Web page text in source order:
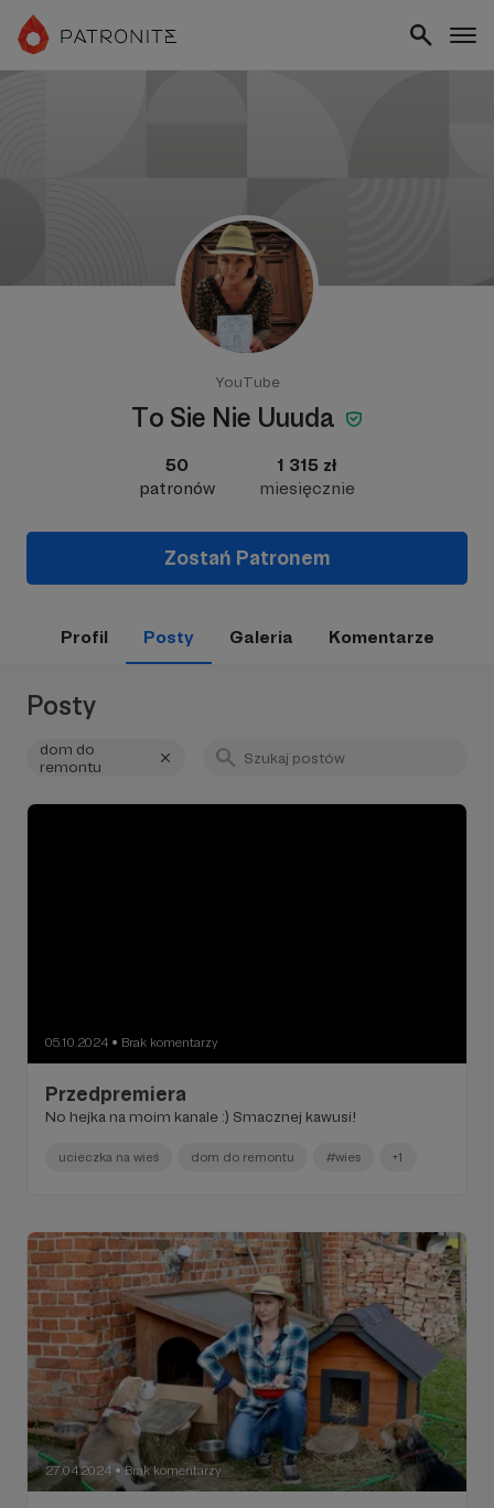
YouTube
To Sie Nie Uuuda
50
patronów
1 315 zł
miesięcznie
Zostań Patronem
Profil Posty Galeria Komentarze
Posty
dom do
remontu
05.10.2024 ● Brak komentarzy
Przedpremiera
No hejka na moim kanale :) Smacznej kawusi!
ucieczka na wieś dom do remontu #wies +1
27.04.2024 ● Brak komentarzy